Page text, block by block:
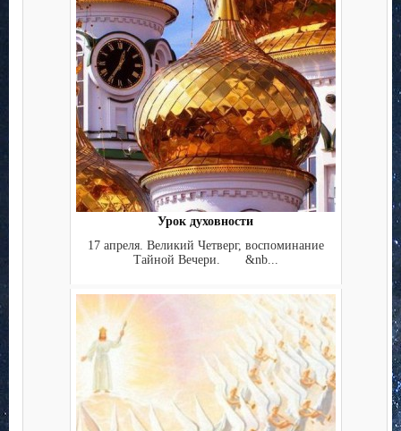
Урок духовности
17 апреля. Великий Четверг, воспоминание
Тайной Вечери. &nb...